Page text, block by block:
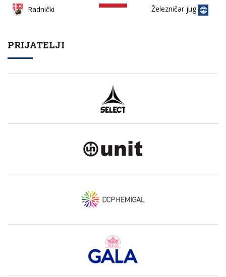
Radnički Železničar jug
PRIJATELJI